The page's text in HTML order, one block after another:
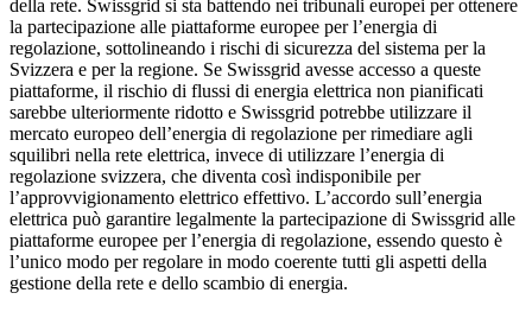
della rete. Swissgrid si sta battendo nei tribunali europei per ottenere
la partecipazione alle piattaforme europee per l’energia di
regolazione, sottolineando i rischi di sicurezza del sistema per la
Svizzera e per la regione. Se Swissgrid avesse accesso a queste
piattaforme, il rischio di flussi di energia elettrica non pianificati
sarebbe ulteriormente ridotto e Swissgrid potrebbe utilizzare il
mercato europeo dell’energia di regolazione per rimediare agli
squilibri nella rete elettrica, invece di utilizzare l’energia di
regolazione svizzera, che diventa così indisponibile per
l’approvvigionamento elettrico effettivo. L’accordo sull’energia
elettrica può garantire legalmente la partecipazione di Swissgrid alle
piattaforme europee per l’energia di regolazione, essendo questo è
l’unico modo per regolare in modo coerente tutti gli aspetti della
gestione della rete e dello scambio di energia.